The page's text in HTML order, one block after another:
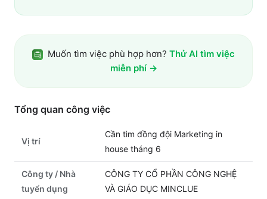
Muốn tìm việc phù hợp hơn? Thử AI tìm việc
miễn phí →
Tổng quan công việc
Vị trí
Cần tìm đồng đội Marketing in
house tháng 6
Công ty / Nhà
tuyển dụng
CÔNG TY CỔ PHẦN CÔNG NGHỆ
VÀ GIÁO DỤC MINCLUE